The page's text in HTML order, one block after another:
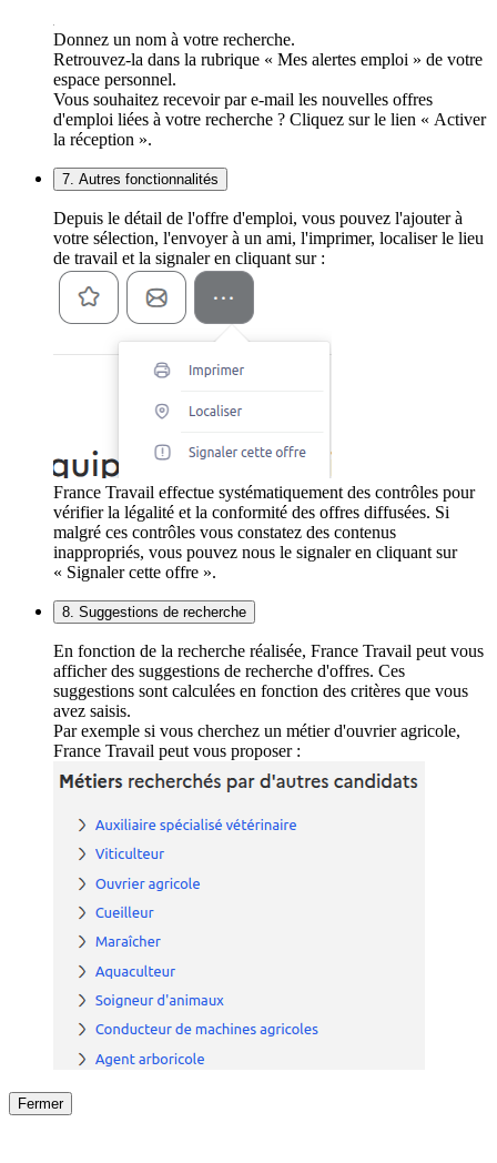
Donnez un nom à votre recherche.
Retrouvez-la dans la rubrique « Mes alertes emploi » de votre
espace personnel.
Vous souhaitez recevoir par e-mail les nouvelles offres
d'emploi liées à votre recherche ? Cliquez sur le lien « Activer
la réception ».
7. Autres fonctionnalités
Depuis le détail de l'offre d'emploi, vous pouvez l'ajouter à
votre sélection, l'envoyer à un ami, l'imprimer, localiser le lieu
de travail et la signaler en cliquant sur :
France Travail effectue systématiquement des contrôles pour
vérifier la légalité et la conformité des offres diffusées. Si
malgré ces contrôles vous constatez des contenus
inappropriés, vous pouvez nous le signaler en cliquant sur
« Signaler cette offre ».
8. Suggestions de recherche
En fonction de la recherche réalisée, France Travail peut vous
afficher des suggestions de recherche d'offres. Ces
suggestions sont calculées en fonction des critères que vous
avez saisis.
Par exemple si vous cherchez un métier d'ouvrier agricole,
France Travail peut vous proposer :
Fermer